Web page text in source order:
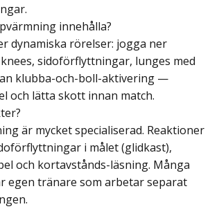
innehålla?
dynamiska rörelser: jogga ner
sidoförflyttningar, lunges med
klubba-och-boll-aktivering —
och lätta skott innan match.
är mycket specialiserad. Reaktioner
i målet (glidkast),
och kortavstånds-läsning. Många
egen tränare som arbetar separat